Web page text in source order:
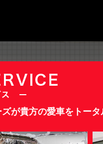
が貴方の愛車をトータ